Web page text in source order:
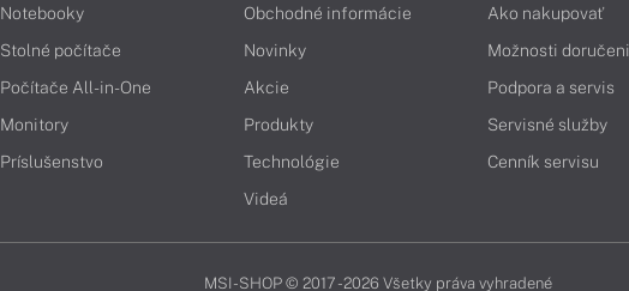
Notebooky
Stolné počítače
Počítače All-in-One
Monitory
Príslušenstvo
Obchodné informácie
Novinky
Akcie
Produkty
Technológie
Videá
Ako nakupovať
Možnosti
Podpora a servis
Servisné služby
Cenník servisu
MSI-SHOP © 2017 - 2026 Všetky práva vyhradené